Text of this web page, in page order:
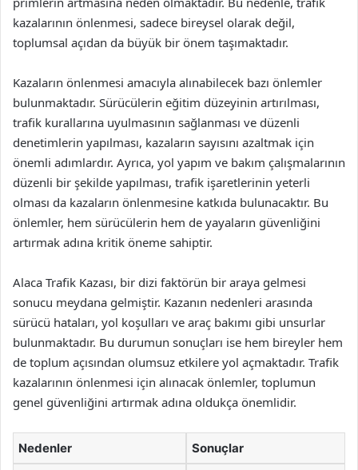
kazalarının önlenmesi, sadece bireysel olarak değil,
toplumsal açıdan da büyük bir önem taşımaktadır.
Kazaların önlenmesi amacıyla alınabilecek bazı önlemler
bulunmaktadır. Sürücülerin eğitim düzeyinin artırılması,
trafik kurallarına uyulmasının sağlanması ve düzenli
denetimlerin yapılması, kazaların sayısını azaltmak için
önemli adımlardır. Ayrıca, yol yapım ve bakım çalışmalarının
düzenli bir şekilde yapılması, trafik işaretlerinin yeterli
olması da kazaların önlenmesine katkıda bulunacaktır. Bu
önlemler, hem sürücülerin hem de yayaların güvenliğini
artırmak adına kritik öneme sahiptir.
Alaca Trafik Kazası, bir dizi faktörün bir araya gelmesi
sonucu meydana gelmiştir. Kazanın nedenleri arasında
sürücü hataları, yol koşulları ve araç bakımı gibi unsurlar
bulunmaktadır. Bu durumun sonuçları ise hem bireyler hem
de toplum açısından olumsuz etkilere yol açmaktadır. Trafik
kazalarının önlenmesi için alınacak önlemler, toplumun
genel güvenliğini artırmak adına oldukça önemlidir.
Nedenler Sonuçlar